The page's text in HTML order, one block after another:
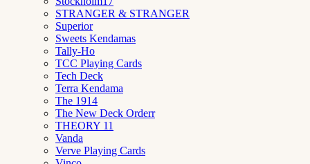
STRANGER & STRANGER
Superior
Sweets Kendamas
Tally-Ho
TCC Playing Cards
Tech Deck
Terra Kendama
The 1914
The New Deck Orderr
THEORY 11
Vanda
Verve Playing Cards